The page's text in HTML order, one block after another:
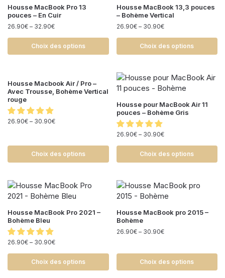
Housse MacBook Pro 13
pouces – En Cuir
26.90€ – 32.90€
Choix des options
Housse MacBook 13,3 pouces
– Bohème Vertical
26.90€– 30.90€
Choix des options
Housse Macbook Air / Pro –
Avec Trousse, Bohème Vertical
rouge
26.90€ – 30.90€
Choix des options
Housse pour MacBook Air 11
pouces – Bohème Gris
26.90€– 30.90€
Choix des options
Housse MacBook Pro 2021 –
Bohème Bleu
26.90€ – 30.90€
Choix des options
Housse MacBook pro 2015 –
Bohème
26.90€– 30.90€
Choix des options